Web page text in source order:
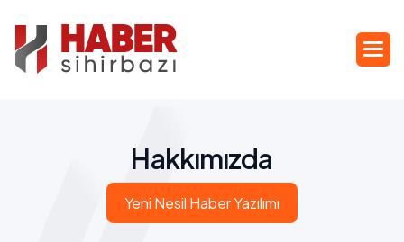
Hakkımızda
Yeni Nesil Haber Yazılımı